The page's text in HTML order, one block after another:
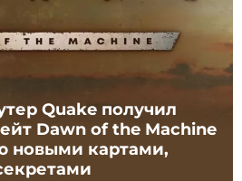
Quake получил
Dawn of the Machine
новыми картами,